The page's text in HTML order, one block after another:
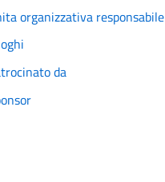
organizzativa responsabile
da